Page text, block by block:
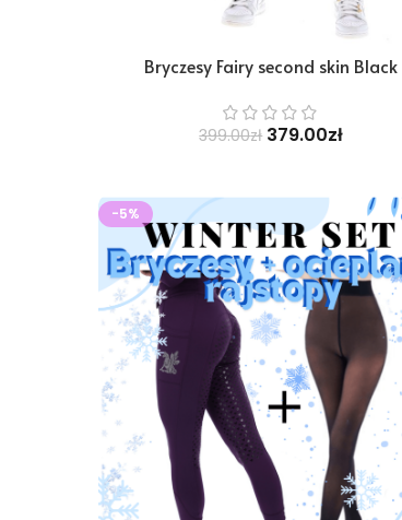
Bryczesy Fairy second skin Black
399.00zł 379.00zł
-5%